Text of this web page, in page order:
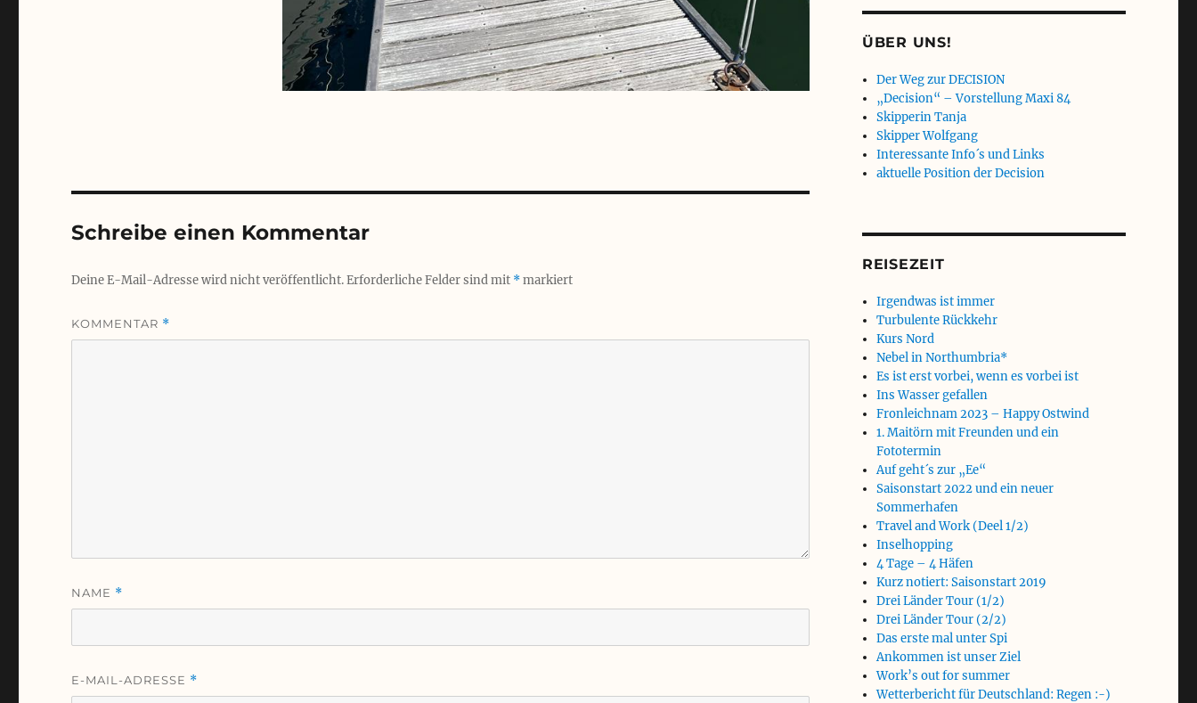
Schreibe einen Kommentar
Deine E-Mail-Adresse wird nicht veröffentlicht.Erforderliche Felder sind mit *markiert
KOMMENTAR *
NAME *
E-MAIL-ADRESSE *
ÜBER UNS!
Der Weg zur DECISION
„Decision“ – Vorstellung Maxi 84
Skipperin Tanja
Skipper Wolfgang
Interessante Info´s und Links
aktuelle Position der Decision
REISEZEIT
Irgendwas ist immer
Turbulente Rückkehr
Kurs Nord
Nebel in Northumbria*
Es ist erst vorbei, wenn es vorbei ist
Ins Wasser gefallen
Fronleichnam 2023 – Happy Ostwind
1. Maitörn mit Freunden und ein
Fototermin
Auf geht´s zur „Ee“
Saisonstart 2022 und ein neuer
Sommerhafen
Travel and Work (Deel 1/2)
Inselhopping
4 Tage – 4 Häfen
Kurz notiert: Saisonstart 2019
Drei Länder Tour (1/2)
Drei Länder Tour (2/2)
Das erste mal unter Spi
Ankommen ist unser Ziel
Work’s out for summer
Wetterbericht für Deutschland: Regen :-)